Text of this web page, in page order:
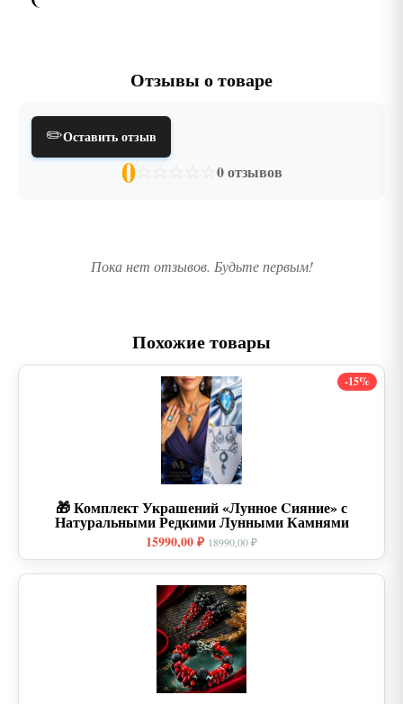
Отзывы о товаре
✏️Оставить отзыв
0☆ ☆ ☆ ☆ ☆ 0 отзывов
Пока нет отзывов. Будьте первым!
Похожие товары
-15%
🎁 Комплект Украшений «Лунное Cияние» с
Натуральными Редкими Лунными Камнями
15990,00 ₽ 18990,00 ₽